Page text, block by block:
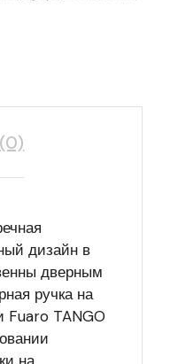
дизайн в
дверным
ручка на
Fuaro TANGO